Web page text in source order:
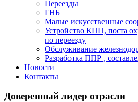
Переезды
ГНБ
Малые искусственные
Устройство КПП, поста
по переезду
Обслуживание
Разработка ППР ,
Новости
Контакты
Доверенный лидер отрасли